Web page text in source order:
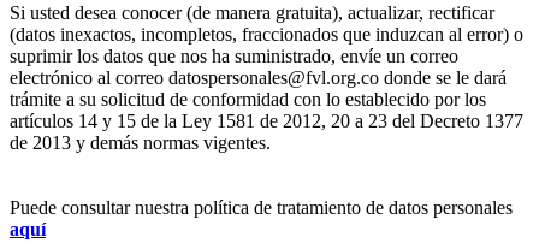
Si usted desea conocer (de manera gratuita), actualizar, rectificar
(datos inexactos, incompletos, fraccionados que induzcan al error) o
suprimir los datos que nos ha suministrado, envíe un correo
electrónico al correo datospersonales@fvl.org.co donde se le dará
trámite a su solicitud de conformidad con lo establecido por los
artículos 14 y 15 de la Ley 1581 de 2012, 20 a 23 del Decreto 1377
de 2013 y demás normas vigentes.
Puede consultar nuestra política de tratamiento de datos personales
aquí